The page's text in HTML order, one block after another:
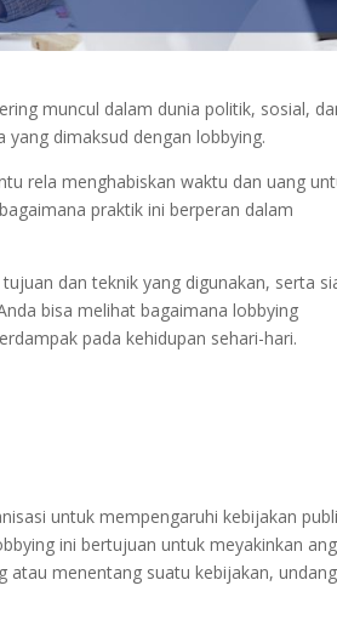
muncul dalam dunia politik, sosial,
dimaksud dengan lobbying.
rela menghabiskan waktu dan uang
praktik ini berperan dalam
dan teknik yang digunakan, serta
bisa melihat bagaimana lobbying
pada kehidupan sehari-hari.
untuk mempengaruhi kebijakan
ini bertujuan untuk meyakinkan
atau menentang suatu kebijakan,